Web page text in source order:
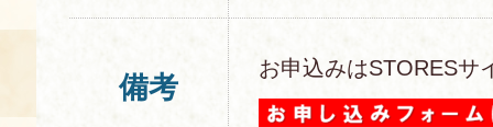
備考
お申込みはSTORESサ